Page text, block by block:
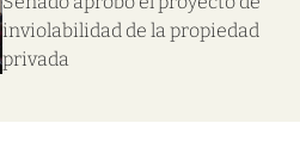
inviolabilidad de la propiedad
privada